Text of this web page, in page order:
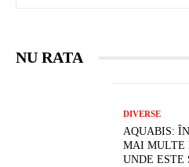
NU RATA
DIVERSE
AQUABIS:
MAI MULTE
UNDE ESTE